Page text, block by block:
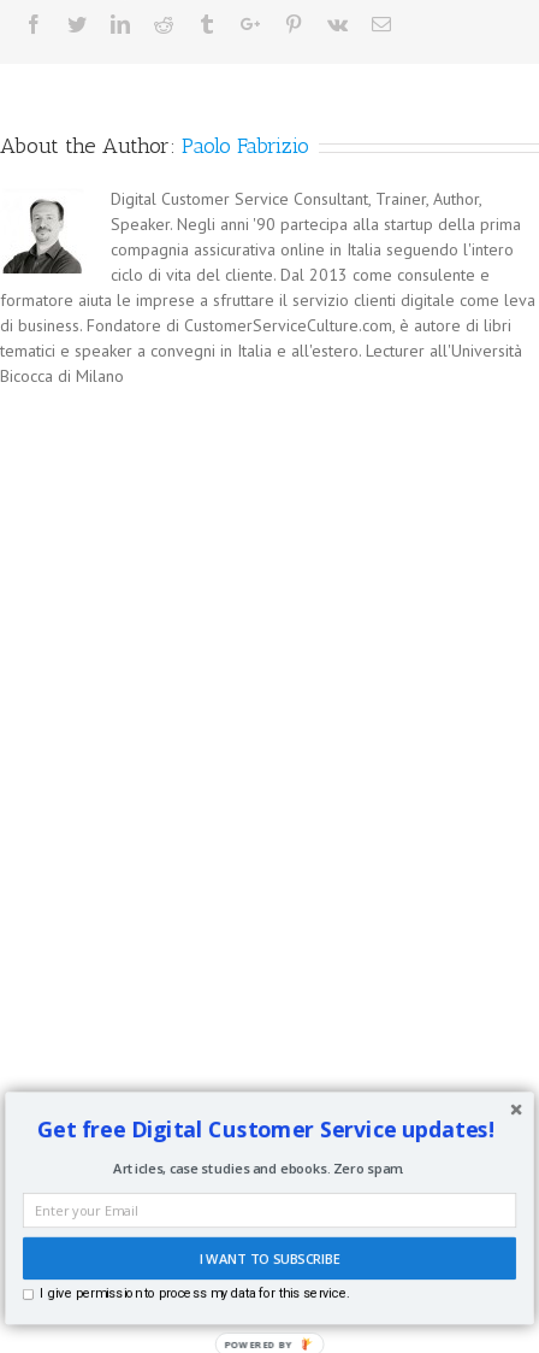
Facebook
TwitterLinkedinReddit TumblrGoogle+Pinterest
Vk Email
About the Author: Paolo Fabrizio
Digital Customer Service Consultant, Trainer, Author,
Speaker. Negli anni '90 partecipa alla startup della prima
compagnia assicurativa online in Italia seguendo l'intero
ciclo di vita del cliente. Dal 2013 come consulente e
formatore aiuta le imprese a sfruttare il servizio clienti digitale come leva
di business. Fondatore di CustomerServiceCulture.com, è autore di libri
tematici e speaker a convegni in Italia e all'estero. Lecturer all'Università
Bicocca di Milano
Get free Digital Customer Service updates!
I WANT TO SUBSCRIBE
I give permission to process my data for this service.
Articles, case studies and ebooks. Zero spam.
POWERED BY